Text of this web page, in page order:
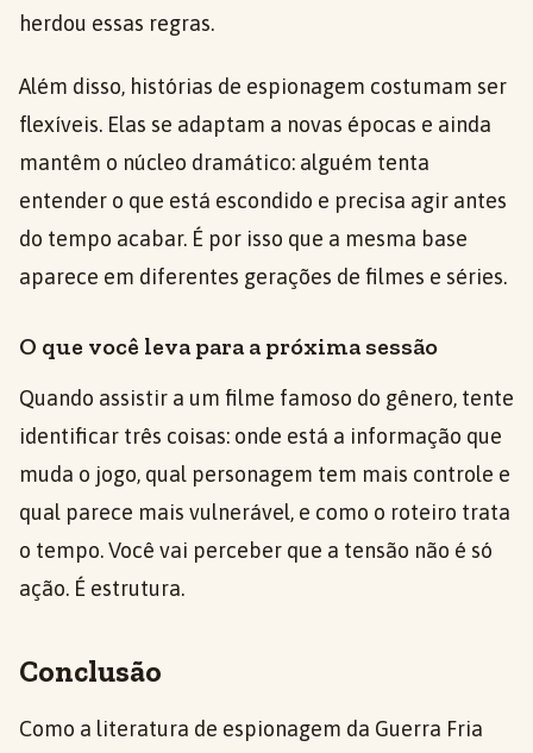
herdou essas regras.
Além disso, histórias de espionagem costumam ser
flexíveis. Elas se adaptam a novas épocas e ainda
mantêm o núcleo dramático: alguém tenta
entender o que está escondido e precisa agir antes
do tempo acabar. É por isso que a mesma base
aparece em diferentes gerações de filmes e séries.
O que você leva para a próxima sessão
Quando assistir a um filme famoso do gênero, tente
identificar três coisas: onde está a informação que
muda o jogo, qual personagem tem mais controle e
qual parece mais vulnerável, e como o roteiro trata
o tempo. Você vai perceber que a tensão não é só
ação. É estrutura.
Conclusão
Como a literatura de espionagem da Guerra Fria